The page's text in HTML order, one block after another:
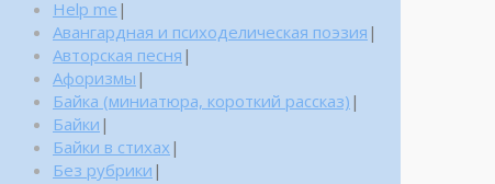
Help me |
Авангардная и психоделическая поэзия |
Авторская песня |
Афоризмы |
Байка (миниатюра, короткий рассказ) |
Байки |
Байки в стихах |
Без рубрики |